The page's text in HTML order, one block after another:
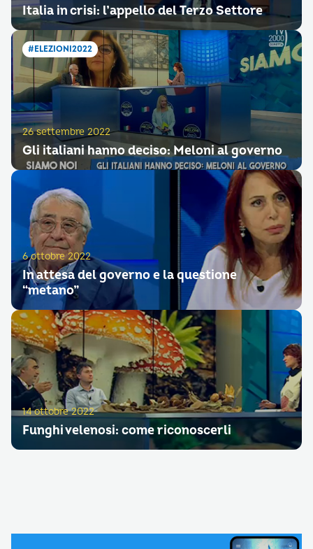
Italia in crisi: l’appello del Terzo Settore
#ELEZIONI2022
26 settembre 2022
Gli italiani hanno deciso: Meloni al governo
6 ottobre 2022
In attesa del governo e la questione
“metano”
14 ottobre 2022
Funghi velenosi: come riconoscerli